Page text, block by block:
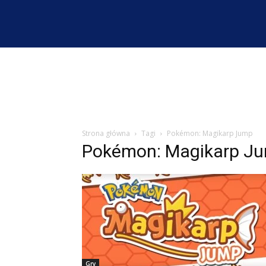
Strona główna Tagi Pokémon: Magikarp Jump
Pokémon: Magikarp
Gry